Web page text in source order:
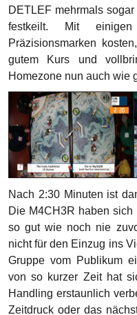
DETLEF mehrmals
festkeilt. Mit
Präzisionsmarken
gutem Kurs und
Homezone nun auch wie
Nach 2:30 Minuten ist
Die M4CH3R haben
so gut wie noch nie
nicht für den Einzug ins
Gruppe vom Publikum
von so kurzer Zeit hat
Handling erstaunlich
Zeitdruck oder das